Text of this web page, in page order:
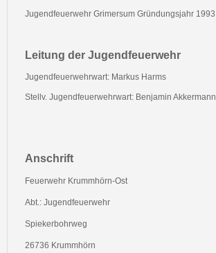
Jugendfeuerwehr Grimersum Gründungsjahr 1993
Leitung der Jugendfeuerwehr
Jugendfeuerwehrwart: Markus Harms
Stellv. Jugendfeuerwehrwart: Benjamin Akkermann
Anschrift
Feuerwehr Krummhörn-Ost
Abt.: Jugendfeuerwehr
Spiekerbohrweg
26736 Krummhörn